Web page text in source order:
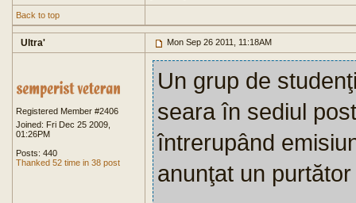
Back to top
Ultra' Mon Sep 26 2011, 11:18AM
Registered Member #2406
Joined: Fri Dec 25 2009,
01:26PM
Posts: 440
Thanked 52 time in 38 post
Un grup de
seara în sediul
întrerupând
anunţat un